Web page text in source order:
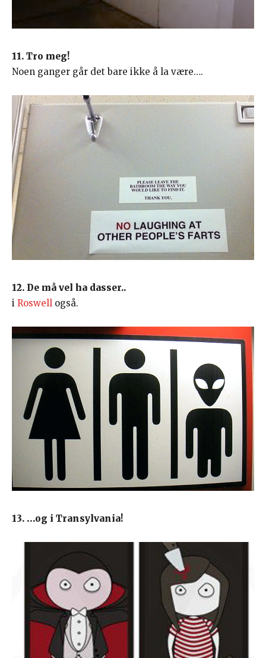
11. Tro meg!
Noen ganger går det bare ikke å la være….
12. De må vel ha dasser..
i Roswell også.
13. …og i Transylvania!